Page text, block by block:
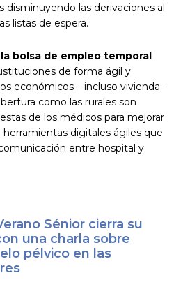
disminuyendo las derivaciones al
listas de espera.
bolsa de empleo temporal
de forma ágil y
económicos – incluso vivienda-
como las rurales son
de los médicos para mejorar
digitales ágiles que
entre hospital y
Sénior cierra su
una charla sobre
pélvico en las